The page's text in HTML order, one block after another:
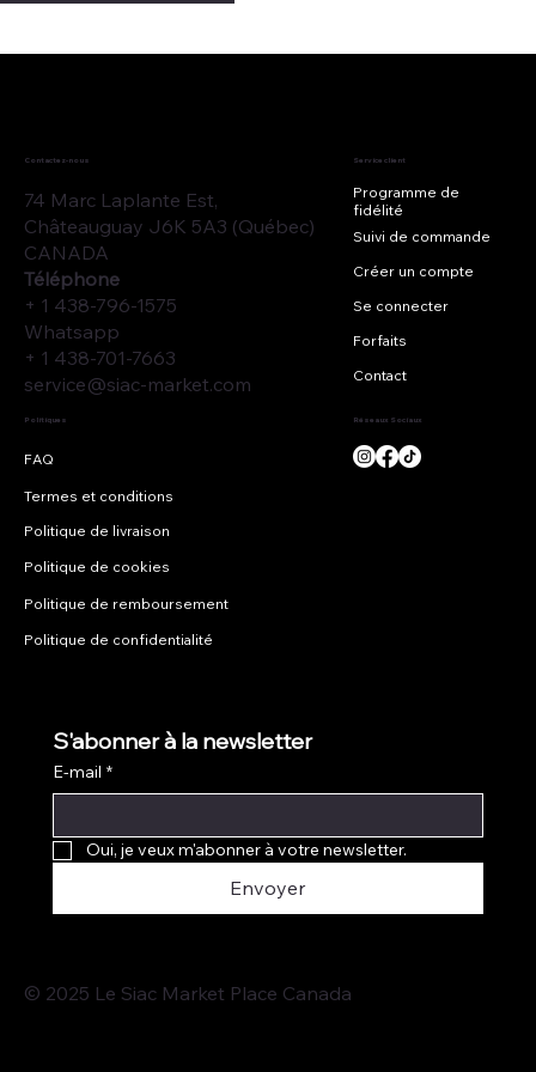
74 Marc Laplante Est,
Châteauguay J6K 5A3 (Québec)
CANADA
Téléphone
+ 1 438-796-1575
Whatsapp
+ 1 438-701-7663
service@siac-market.com
Contactez-nous Service client
Programme de
fidélité
Suivi de commande
Créer un compte
Se connecter
Forfaits
Contact
Politiques
Termes et conditions
Politique de livraison
Politique de cookies
Politique de remboursement
Politique de confidentialité
Réseaux Sociaux
S'abonner à la newsletter
E-mail *
Oui, je veux m'abonner à votre newsletter.
Envoyer
© 2025 Le Siac Market Place Canada